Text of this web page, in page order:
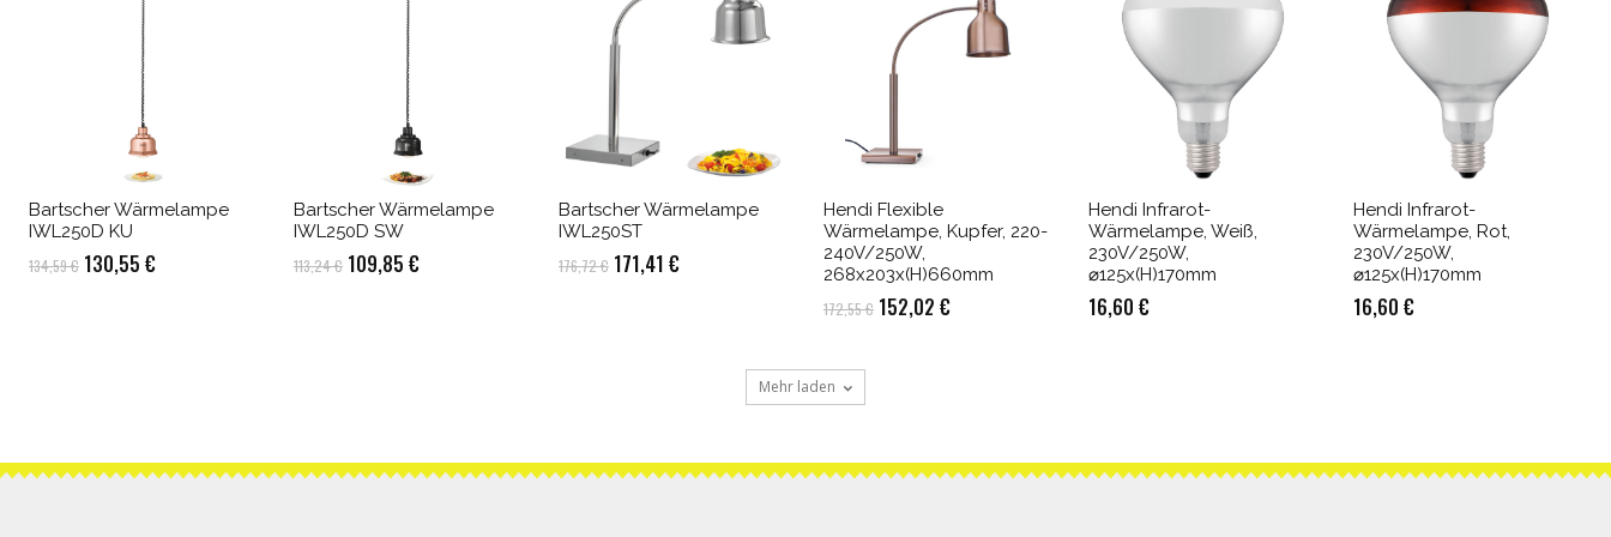
Bartscher Wärmelampe
IWL250D KU
134,59€ Ursprünglicher
130,55 €Aktueller
Bartscher Wärmelampe
IWL250D SW
113,24€ Ursprünglicher
109,85 €Aktueller
Bartscher Wärmelampe
IWL250ST
176,72€ Ursprünglicher
171,41 €Aktueller
Hendi Flexible
Wärmelampe, Kupfer, 220-
240V/250W,
268x203x(H)660mm
172,55€ Ursprünglicher
152,02 €Aktueller
Hendi Infrarot-
Wärmelampe, Weiß,
230V/250W,
⌀125x(H)170mm
16,60 €
Hendi Infrarot-
Wärmelampe, Rot,
230V/250W,
⌀125x(H)170mm
16,60 €
Mehr laden